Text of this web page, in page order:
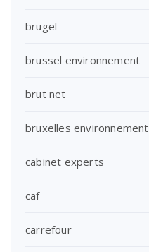
brugel
brussel environnement
brut net
bruxelles environnement
cabinet experts
caf
carrefour